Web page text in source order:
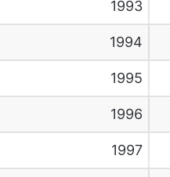
1993
1994
1995
1996
1997